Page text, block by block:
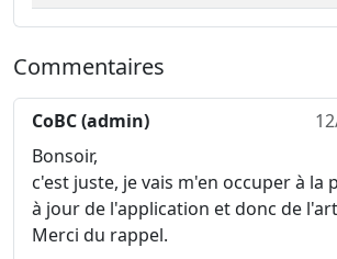
Commentaires
CoBC (admin)
Bonsoir,
c'est juste, je vais m'en occuper à la
à jour de l'application et donc de
Merci du rappel.